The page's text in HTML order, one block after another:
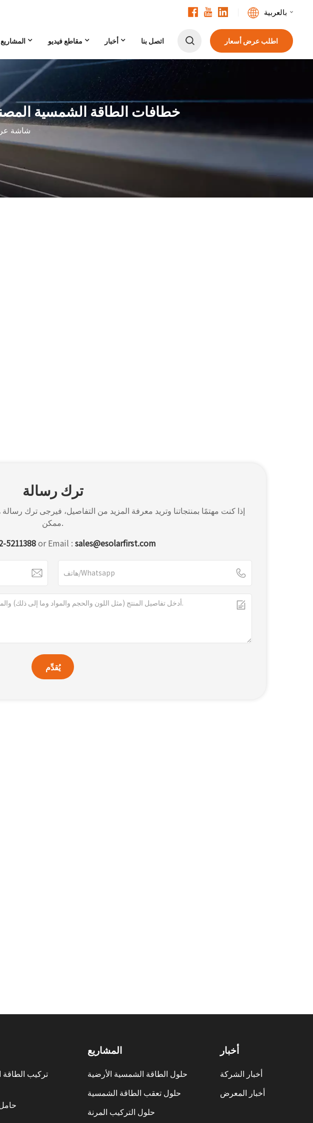
بالعربية
Deutsch
Español
المشاريع مقاطع فيديو أخبار اتصل بنا اطلب عرض أسعار
خطافات الطاقة الشمسية
شاشة
ترك رسالة
إذا كنت مهتمًا بمنتجاتنا وتريد معرفة المزيد من التفاصيل، فيرجى ترك
ممكن.
5211388 or Email :sales@esolarfirst.com
يُقدِّم
تركيب
المشاريع
حلول الطاقة الشمسية الأرضية
حلول تعقب الطاقة الشمسية
حلول التركيب المرنة
أخبار
أخبار الشركة
أخبار المعرض